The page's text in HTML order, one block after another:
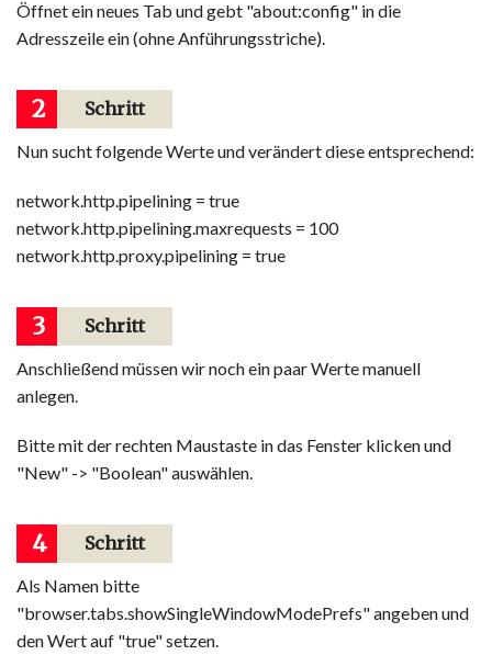
Öffnet ein neues Tab und gebt "about:config" in die
Adresszeile ein (ohne Anführungsstriche).
2 Schritt
Nun sucht folgende Werte und verändert diese entsprechend:
network.http.pipelining = true
network.http.pipelining.maxrequests = 100
network.http.proxy.pipelining = true
3 Schritt
Anschließend müssen wir noch ein paar Werte manuell
anlegen.
Bitte mit der rechten Maustaste in das Fenster klicken und
"New" -> "Boolean" auswählen.
4 Schritt
Als Namen bitte
"browser.tabs.showSingleWindowModePrefs" angeben und
den Wert auf "true" setzen.